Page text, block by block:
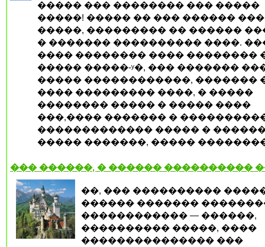
����� ��� �������� ��� �����
�����! ����� �� ��� ������
�����, ��������� �� ������
� ������� ���������� ����.
���� �������� ���� ��������
����� �����-ʸ�, ��� �������
����� ������������, �������
���� ��������� ����, � �����
�������� ����� � ����� ����
���,���� ������� �
������������� ����� �
����� �������, �����
��� ������, � ������ ����������
��, ��� ����������
������ �������
������������ — ������,
���������� �����, ����
��������������� ���